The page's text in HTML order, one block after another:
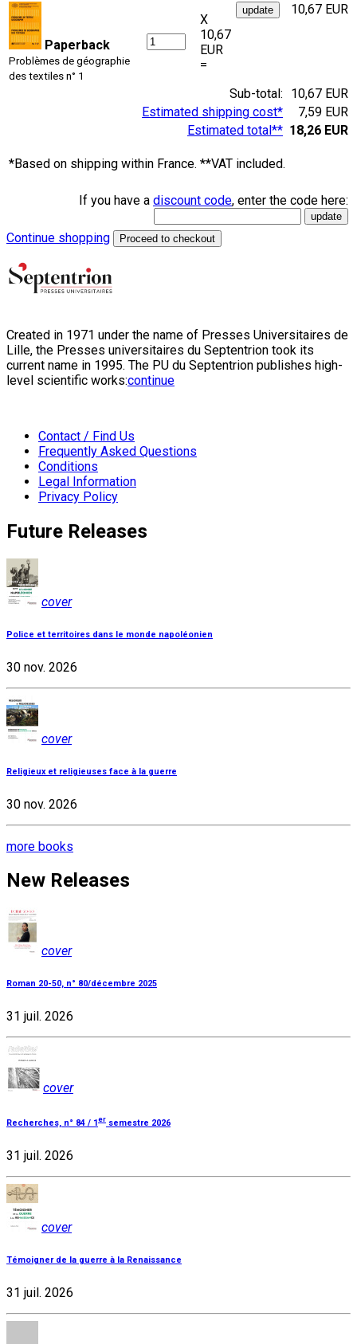
Paperback
Problèmes de géographie
des textiles n° 1
X
10,67
EUR
=
10,67 EUR
Sub-total:
10,67 EUR
Estimated shipping cost*
7,59 EUR
Estimated total** 18,26 EUR
*Based on shipping within France. **VAT included.
If you have a discount code, enter the code here:
Continue shopping Proceed to checkout
Created in 1971 under the name of Presses Universitaires de
Lille, the Presses universitaires du Septentrion took its
current name in 1995. The PU du Septentrion publishes high-
level scientific works:continue
Contact / Find Us
Frequently Asked Questions
Conditions
Legal Information
Privacy Policy
Future Releases
cover
Police et territoires dans le monde napoléonien
30 nov. 2026
cover
Religieux et religieuses face à la guerre
30 nov. 2026
more books
New Releases
cover
Roman 20-50, n° 80/décembre 2025
31 juil. 2026
cover
Recherches, n° 84 / 1er semestre 2026
31 juil. 2026
cover
Témoigner de la guerre à la Renaissance
31 juil. 2026